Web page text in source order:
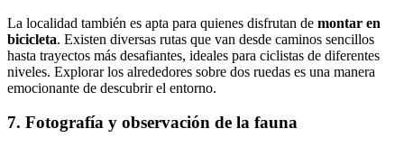
La localidad también es apta para quienes disfrutan de montar en
bicicleta. Existen diversas rutas que van desde caminos sencillos
hasta trayectos más desafiantes, ideales para ciclistas de diferentes
niveles. Explorar los alrededores sobre dos ruedas es una manera
emocionante de descubrir el entorno.
7. Fotografía y observación de la fauna